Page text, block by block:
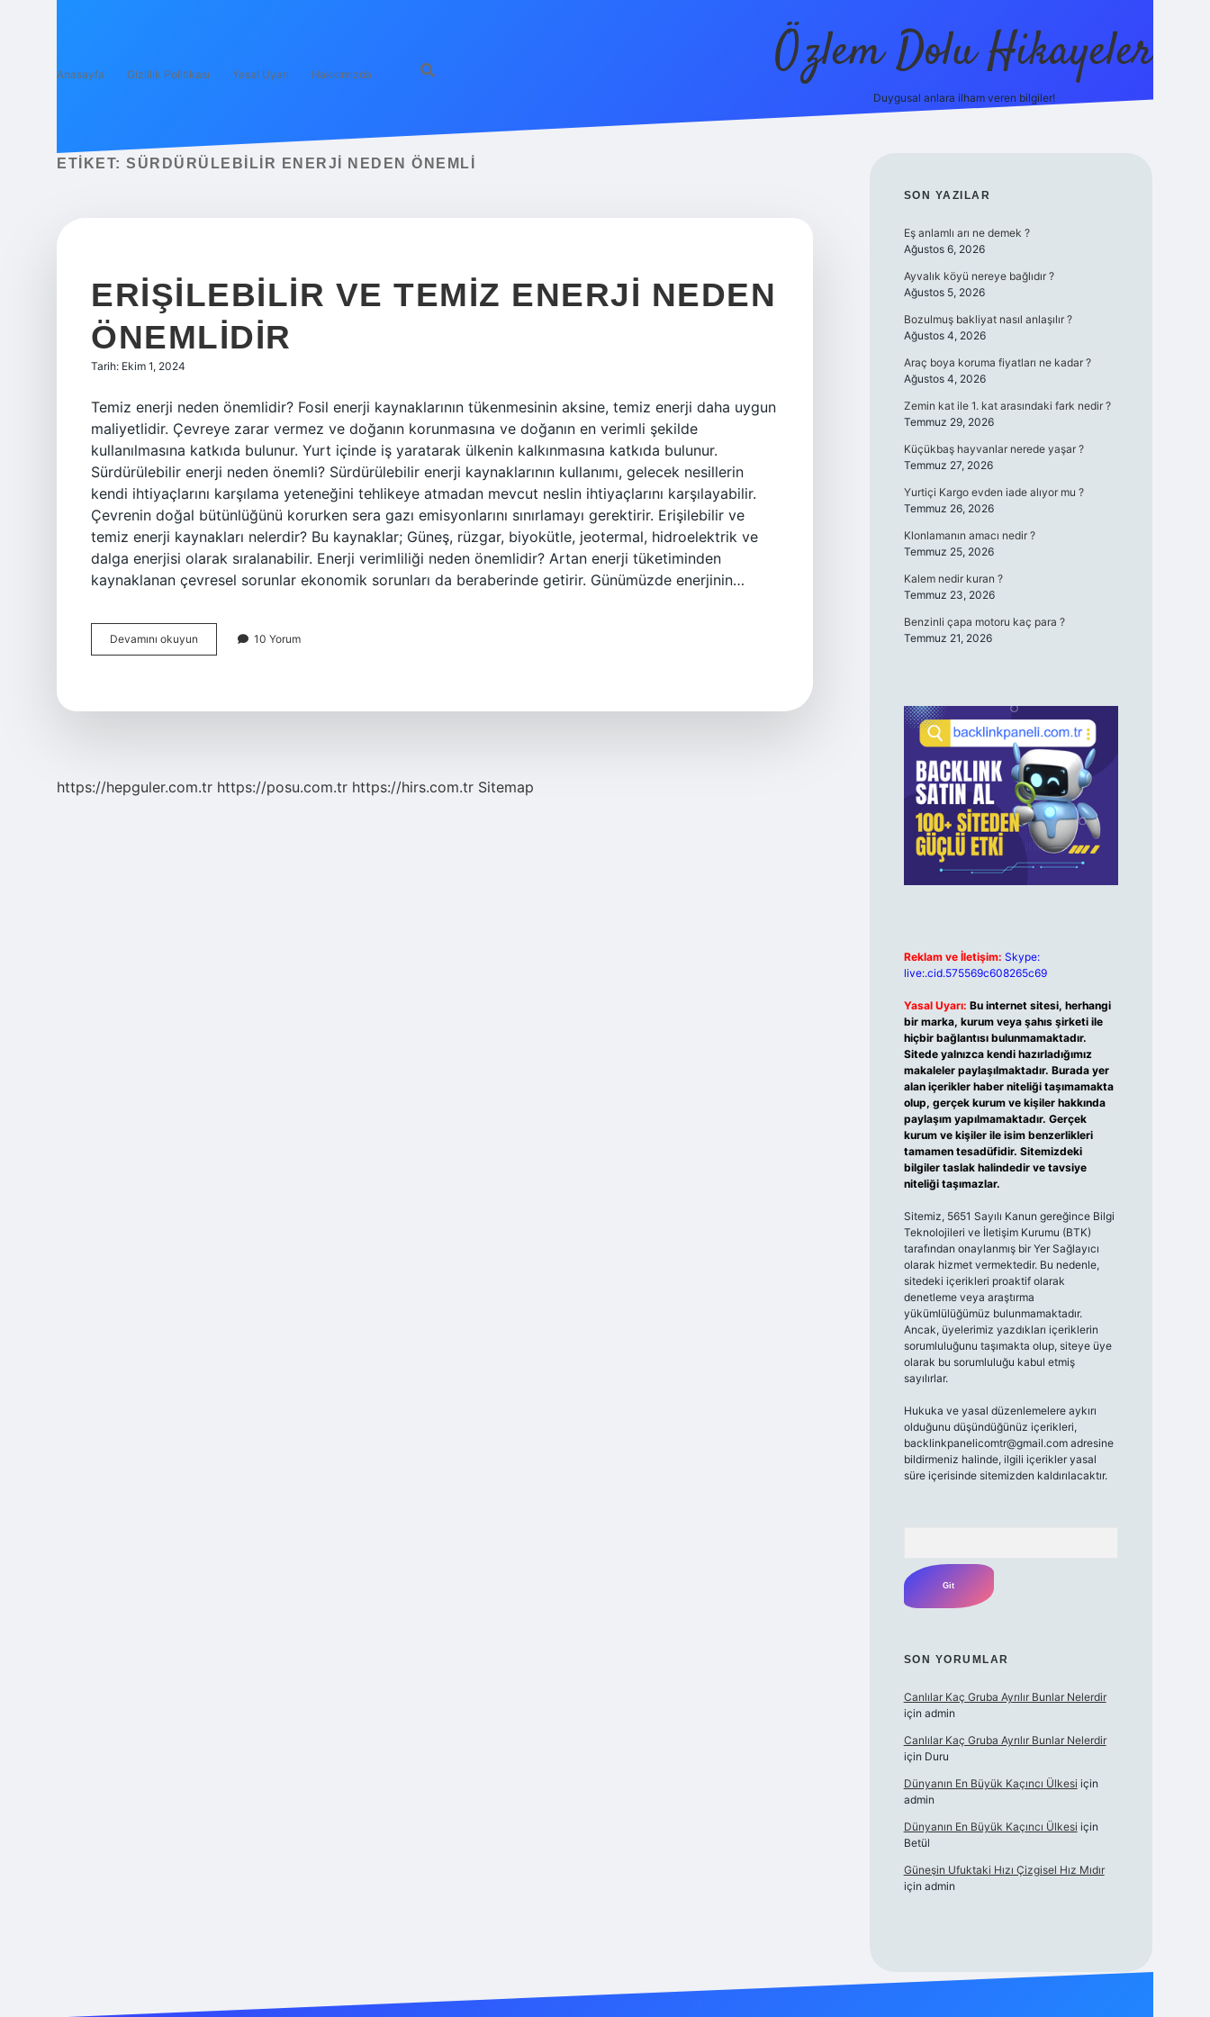
Anasayfa Gizlilik Politikası Yasal Uyarı Hakkımızda Özlem Dolu Hikayeler
Duygusal anlara ilham veren bilgiler!
ETIKET: SÜRDÜRÜLEBILIR ENERJI NEDEN ÖNEMLI
ERIŞILEBILIR VE TEMIZ ENERJI NEDEN
ÖNEMLIDIR
Tarih: Ekim 1, 2024
Temiz enerji neden önemlidir? Fosil enerji kaynaklarının tükenmesinin aksine, temiz enerji daha uygun
maliyetlidir. Çevreye zarar vermez ve doğanın korunmasına ve doğanın en verimli şekilde
kullanılmasına katkıda bulunur. Yurt içinde iş yaratarak ülkenin kalkınmasına katkıda bulunur.
Sürdürülebilir enerji neden önemli? Sürdürülebilir enerji kaynaklarının kullanımı, gelecek nesillerin
kendi ihtiyaçlarını karşılama yeteneğini tehlikeye atmadan mevcut neslin ihtiyaçlarını karşılayabilir.
Çevrenin doğal bütünlüğünü korurken sera gazı emisyonlarını sınırlamayı gerektirir. Erişilebilir ve
temiz enerji kaynakları nelerdir? Bu kaynaklar; Güneş, rüzgar, biyokütle, jeotermal, hidroelektrik ve
dalga enerjisi olarak sıralanabilir. Enerji verimliliği neden önemlidir? Artan enerji tüketiminden
kaynaklanan çevresel sorunlar ekonomik sorunları da beraberinde getirir. Günümüzde enerjinin…
Devamını okuyun Erişilebilir
Ve
10 Yorum
https://hepguler.com.tr https://posu.com.tr https://hirs.com.tr Sitemap
SIDEBAR
SON YAZILAR
Eş anlamlı arı ne demek ?
Ağustos 6, 2026
Ayvalık köyü nereye bağlıdır ?
Ağustos 5, 2026
Bozulmuş bakliyat nasıl anlaşılır ?
Ağustos 4, 2026
Araç boya koruma fiyatları ne kadar ?
Ağustos 4, 2026
Zemin kat ile 1. kat arasındaki fark nedir ?
Temmuz 29, 2026
Küçükbaş hayvanlar nerede yaşar ?
Temmuz 27, 2026
Yurtiçi Kargo evden iade alıyor mu ?
Temmuz 26, 2026
Klonlamanın amacı nedir ?
Temmuz 25, 2026
Kalem nedir kuran ?
Temmuz 23, 2026
Benzinli çapa motoru kaç para ?
Temmuz 21, 2026
Reklam ve İletişim: Skype:
live:.cid.575569c608265c69
Yasal Uyarı: Bu internet sitesi, herhangi
bir marka, kurum veya şahıs şirketi ile
hiçbir bağlantısı bulunmamaktadır.
Sitede yalnızca kendi hazırladığımız
makaleler paylaşılmaktadır. Burada yer
alan içerikler haber niteliği taşımamakta
olup, gerçek kurum ve kişiler hakkında
paylaşım yapılmamaktadır. Gerçek
kurum ve kişiler ile isim benzerlikleri
tamamen tesadüfidir. Sitemizdeki
bilgiler taslak halindedir ve tavsiye
niteliği taşımazlar.
Sitemiz, 5651 Sayılı Kanun gereğince Bilgi
Teknolojileri ve İletişim Kurumu (BTK)
tarafından onaylanmış bir Yer Sağlayıcı
olarak hizmet vermektedir. Bu nedenle,
sitedeki içerikleri proaktif olarak
denetleme veya araştırma
yükümlülüğümüz bulunmamaktadır.
Ancak, üyelerimiz yazdıkları içeriklerin
sorumluluğunu taşımakta olup, siteye üye
olarak bu sorumluluğu kabul etmiş
sayılırlar.
Hukuka ve yasal düzenlemelere aykırı
olduğunu düşündüğünüz içerikleri,
backlinkpanelicomtr@gmail.comadresine
bildirmeniz halinde, ilgili içerikler yasal
süre içerisinde sitemizden kaldırılacaktır.
SON YORUMLAR
Canlılar Kaç Gruba Ayrılır Bunlar Nelerdir
için admin
Canlılar Kaç Gruba Ayrılır Bunlar Nelerdir
için Duru
Dünyanın En Büyük Kaçıncı Ülkesi için
admin
Dünyanın En Büyük Kaçıncı Ülkesi için
Betül
Güneşin Ufuktaki Hızı Çizgisel Hız Mıdır
için admin